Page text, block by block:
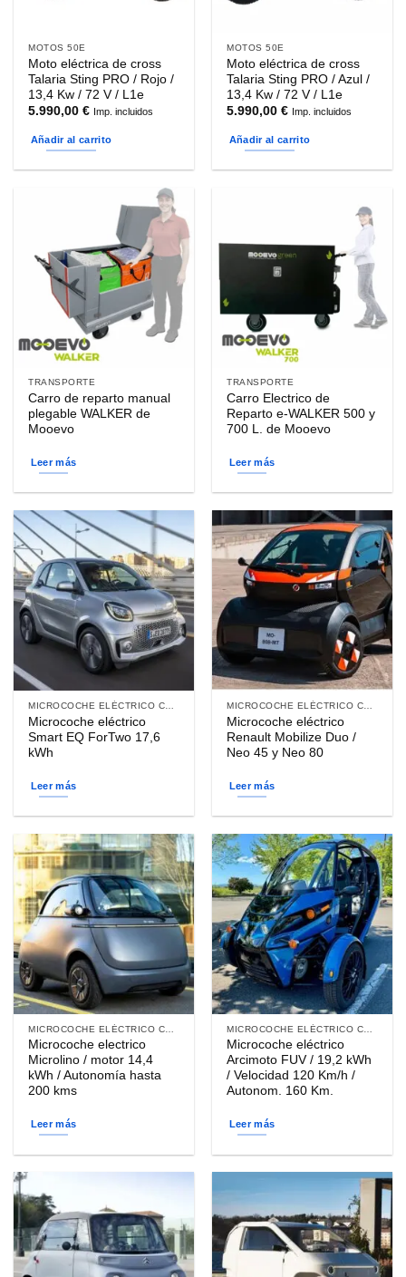
MOTOS 50E
Moto eléctrica de cross
Talaria Sting PRO / Rojo /
13,4 Kw / 72 V / L1e
5.990,00€ Imp. incluidos
Añadir al carrito
MOTOS 50E
Moto eléctrica de cross
Talaria Sting PRO / Azul /
13,4 Kw / 72 V / L1e
5.990,00€ Imp. incluidos
Añadir al carrito
TRANSPORTE
Carro de reparto manual
plegable WALKER de
Mooevo
Leer más
TRANSPORTE
Carro Electrico de
Reparto e-WALKER 500 y
700 L. de Mooevo
Leer más
Microcoche eléctrico
Smart EQ ForTwo 17,6
kWh
Leer más
Microcoche eléctrico
Renault Mobilize Duo /
Neo 45 y Neo 80
Leer más
Microcoche electrico
Microlino / motor 14,4
kWh / Autonomía hasta
200 kms
Leer más
Microcoche eléctrico
Arcimoto FUV / 19,2 kWh
/ Velocidad 120 Km/h /
Autonom. 160 Km.
Leer más